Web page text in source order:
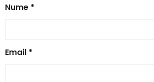
Nume *
Email *